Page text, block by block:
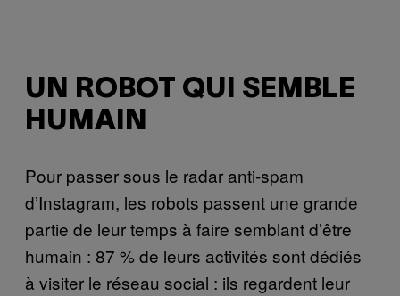
UN ROBOT QUI SEMBLE
HUMAIN
Pour passer sous le radar anti-spam
d’Instagram, les robots passent une grande
partie de leur temps à faire semblant d’être
humain : 87 % de leurs activités sont dédiés
à visiter le réseau social : ils regardent leur